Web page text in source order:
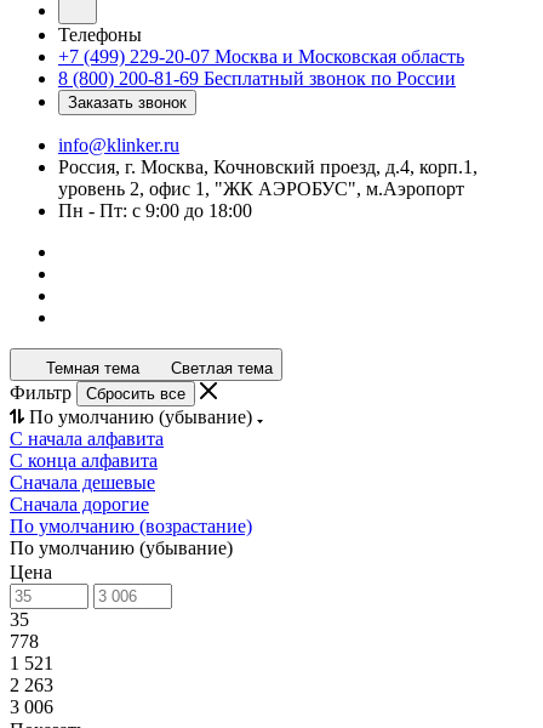
Телефоны
+7 (499) 229-20-07 Москва и Московская область
8 (800) 200-81-69 Бесплатный звонок по России
Заказать звонок
info@klinker.ru
Россия, г. Москва, Кочновский проезд, д.4, корп.1,
уровень 2, офис 1, "ЖК АЭРОБУС", м.Аэропорт
Пн - Пт: с 9:00 до 18:00
Темная тема Светлая тема
Фильтр Сбросить все
По умолчанию (убывание)
С начала алфавита
С конца алфавита
Сначала дешевые
Сначала дорогие
По умолчанию (возрастание)
По умолчанию (убывание)
Цена
35
778
1 521
2 263
3 006